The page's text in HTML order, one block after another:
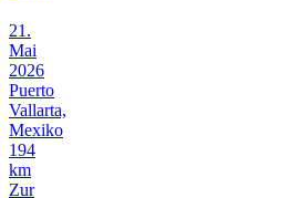
21.
Mai
2026
Puerto
Vallarta,
Mexiko
194
km
Zur